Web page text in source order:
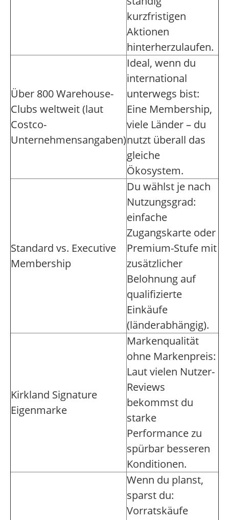
kurzfristigen
Aktionen
hinterherzulaufen.
Über 800 Warehouse-
Clubs weltweit (laut
Costco-
Unternehmensangaben)
Ideal, wenn du
international
unterwegs bist:
Eine Membership,
viele Länder – du
nutzt überall das
gleiche
Ökosystem.
Standard vs. Executive
Membership
Du wählst je nach
Nutzungsgrad:
einfache
Zugangskarte oder
Premium-Stufe mit
zusätzlicher
Belohnung auf
qualifizierte
Einkäufe
(länderabhängig).
Kirkland Signature
Eigenmarke
Markenqualität
ohne Markenpreis:
Laut vielen Nutzer-
Reviews
bekommst du
starke
Performance zu
spürbar besseren
Konditionen.
Wenn du planst,
sparst du:
Vorratskäufe